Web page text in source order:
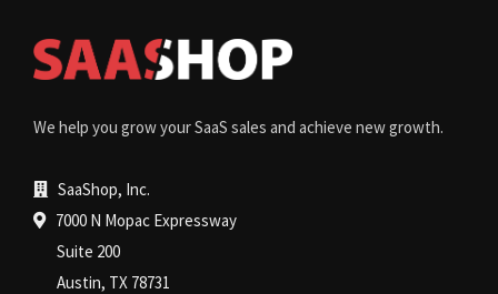
We help you grow your SaaS sales and achieve new growth.
SaaShop, Inc.
7000 N Mopac Expressway
Suite 200
Austin, TX 78731